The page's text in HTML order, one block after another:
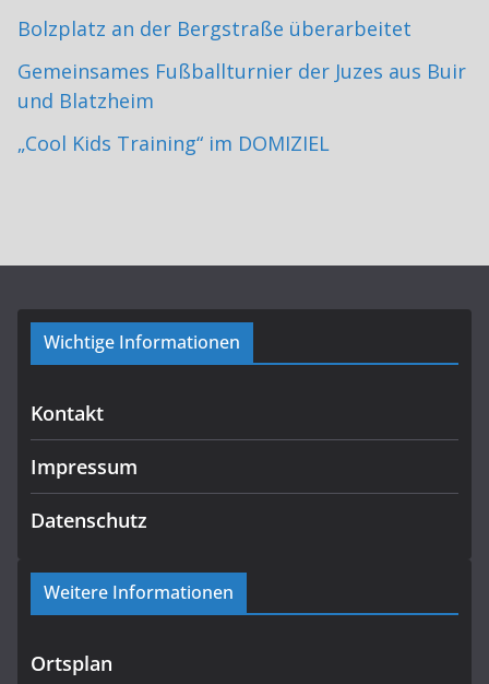
Bolzplatz an der Bergstraße überarbeitet
Gemeinsames Fußballturnier der Juzes aus Buir
und Blatzheim
„Cool Kids Training“ im DOMIZIEL
Wichtige Informationen
Kontakt
Impressum
Datenschutz
Weitere Informationen
Ortsplan